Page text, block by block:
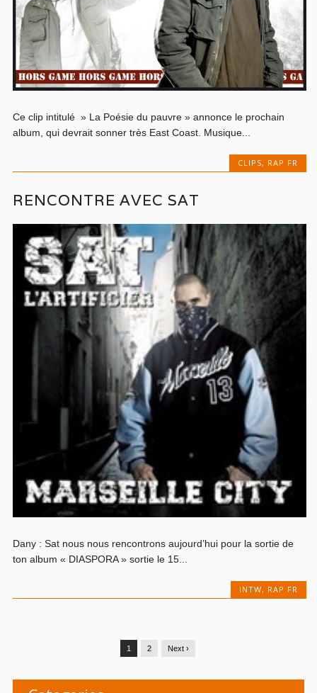
Ce clip intitulé » La Poésie du pauvre » annonce le prochain
album, qui devrait sonner très East Coast. Musique...
CLIPS, RAP FR
RENCONTRE AVEC SAT
Dany : Sat nous nous rencontrons aujourd’hui pour la sortie de
ton album « DIASPORA » sortie le 15...
INTW, RAP FR
1 2 Next ›